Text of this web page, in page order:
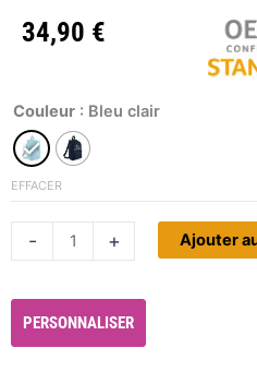
34,90 €
Couleur : Bleu clair
EFFACER
-
quantité
de
Sac
enfant
personnaliser
+ Ajouter
PERSONNALISER